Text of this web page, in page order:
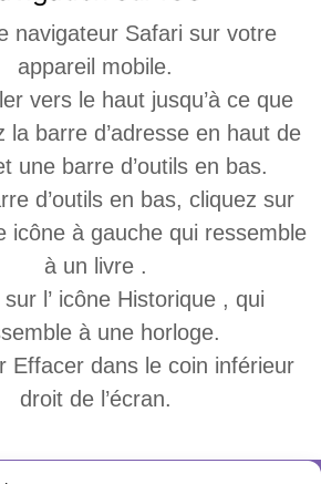
navigateur Safari sur votre
appareil mobile.
vers le haut jusqu’à ce que
la barre d’adresse en haut de
une barre d’outils en bas.
d’outils en bas, cliquez sur
icône à gauche qui ressemble
à un livre .
l’ icône Historique , qui
à une horloge.
Effacer dans le coin inférieur
droit de l’écran.